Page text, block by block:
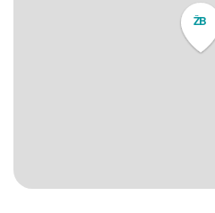
ŽB